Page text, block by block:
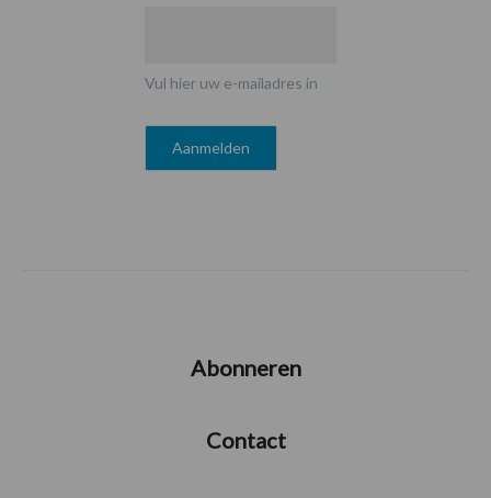
Vul hier uw e-mailadres in
Abonneren
Contact